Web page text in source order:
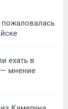
ехать в
мнение